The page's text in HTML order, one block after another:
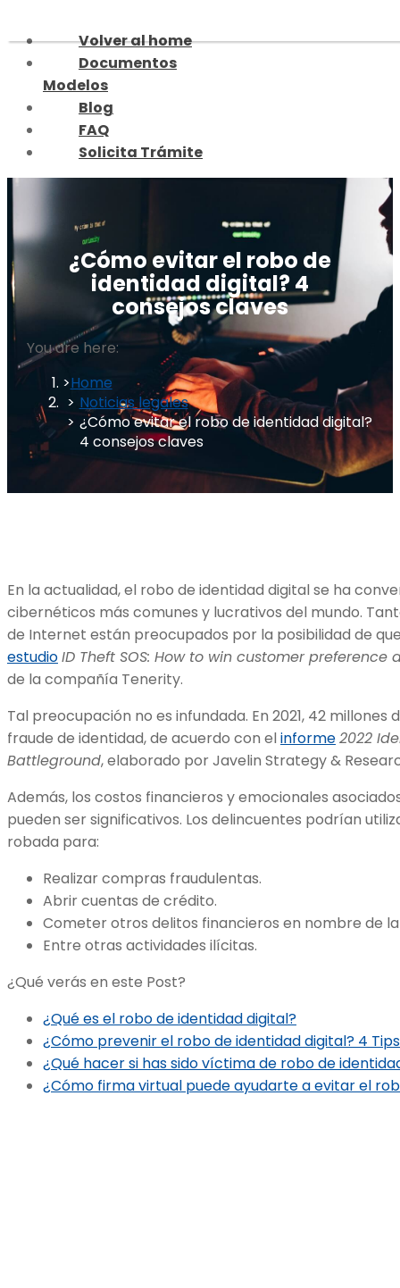
to
content
Volver al home
Documentos
Modelos
Blog
FAQ
Solicita Trámite
¿Cómo evitar el robo de
identidad digital? 4
consejos claves
You are here:
Home
Noticias legales
¿Cómo evitar el robo de identidad digital?
4 consejos claves
En la actualidad, el robo de identidad digital se ha
cibernéticos más comunes y lucrativos del mundo.
de Internet están preocupados por la posibilidad de
estudioID Theft SOS: How to win customer
de la compañía Tenerity.
Tal preocupación no es infundada. En 2021, 42
fraude de identidad, de acuerdo con elinforme2022
Battleground, elaborado por Javelin Strategy &
Además, los costos financieros y emocionales
pueden ser significativos. Los delincuentes podrían
robada para:
Realizar compras fraudulentas.
Abrir cuentas de crédito.
Cometer otros delitos financieros en nombre de
Entre otras actividades ilícitas.
¿Qué verás en este Post?
¿Qué es el robo de identidad digital?
¿Cómo prevenir el robo de identidad digital? 4 Tips
¿Qué hacer si has sido víctima de robo de
¿Cómo firma virtual puede ayudarte a evitar el